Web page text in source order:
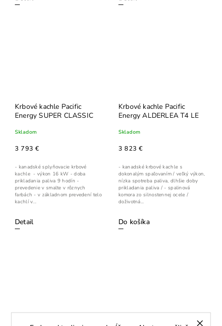
Krbové kachle Pacific
Energy SUPER CLASSIC
Skladom
3 793 €
Detail
- kanadské splyňovacie krbové
kachle - výkon 16 kW - doba
prikladania paliva 9 hodín -
prevedenie v smalte v rôznych
farbách - v základnom prevedení telo
kachlí v...
Krbové kachle Pacific
Energy ALDERLEA T4 LE
Skladom
3 823 €
Do košíka
- kanadské krbové kachle s
dokonalým spaľovaním / veľký výkon,
nízka spotreba paliva, dlhšie doby
prikladania paliva / - spalinová
komora zo silnostennej ocele /
doživotná...